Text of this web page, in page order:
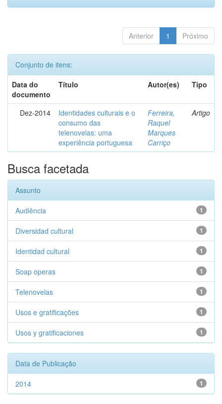
Anterior 1 Próximo
Conjunto de itens:
Data do
documento
Título Autor(es) Tipo
Dez-2014
Identidades culturais e o
consumo das
telenovelas: uma
experiência portuguesa
Ferreira,
Raquel
Marques
Carriço
Artigo
Busca facetada
Assunto
1
Audiência
1
Diversidad cultural
1
Identidad cultural
1
Soap operas
1
Telenovelas
1
Usos e gratificações
1
Usos y gratificaciones
Data de Publicação
1
2014